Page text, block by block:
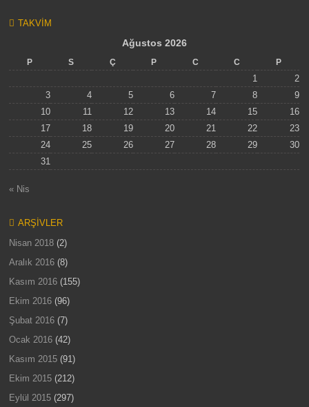
TAKVIM
Ağustos 2026
P S Ç P C C P
1
2
3
4 5 6 7 8
9
10
11 12 13 14 15
16
17
18 19 20 21 22
23
24
25 26 27 28 29
30
31
« Nis
ARŞIVLER
Nisan 2018 (2)
Aralık 2016 (8)
Kasım 2016 (155)
Ekim 2016 (96)
Şubat 2016 (7)
Ocak 2016 (42)
Kasım 2015 (91)
Ekim 2015 (212)
Eylül 2015 (297)